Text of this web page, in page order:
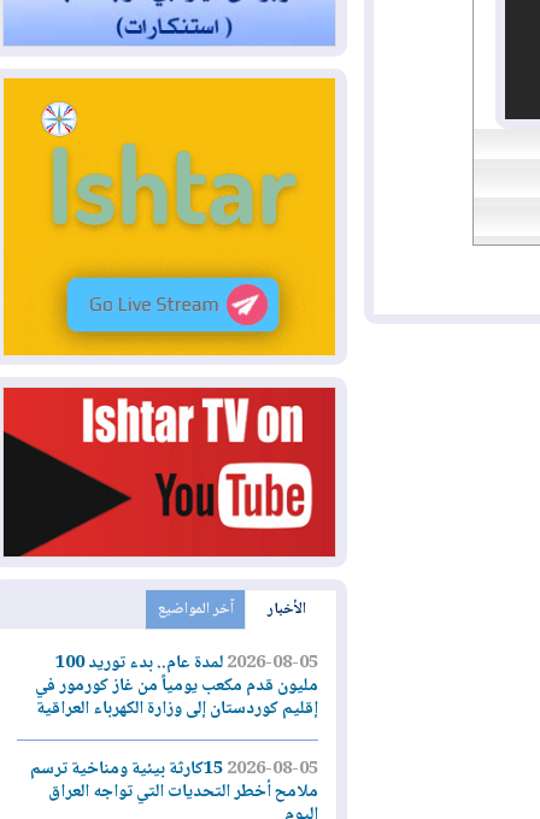
الأخبار آخر المواضيع
2026-08-05 لمدة عام.. بدء توريد 100
مليون قدم مكعب يومياً من غاز كورمور في
إقليم كوردستان إلى وزارة الكهرباء العراقية
2026-08-05
15كارثة بيئية ومناخية ترسم
ملامح أخطر التحديات التي تواجه العراق